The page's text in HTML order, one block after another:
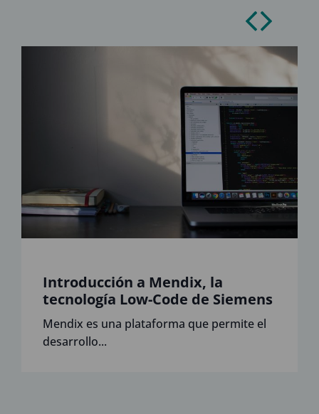
Introducción a Mendix, la
tecnología Low-Code de Siemens
Mendix es una plataforma que permite el
desarrollo...